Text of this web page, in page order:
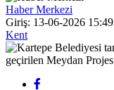
Haber Merkezi
Giriş: 13-06-2026 15:49
Kent